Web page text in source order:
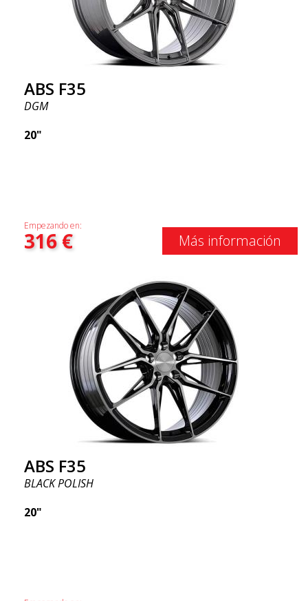
ABS F35
DGM
20"
Empezando en:
316€ Más información
ABS F35
BLACK POLISH
20"